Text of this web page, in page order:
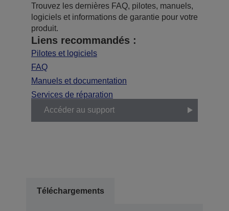
Trouvez les dernières FAQ, pilotes, manuels,
logiciels et informations de garantie pour votre
produit.
Liens recommandés :
Pilotes et logiciels
FAQ
Manuels et documentation
Services de réparation
Accéder au support
Téléchargements